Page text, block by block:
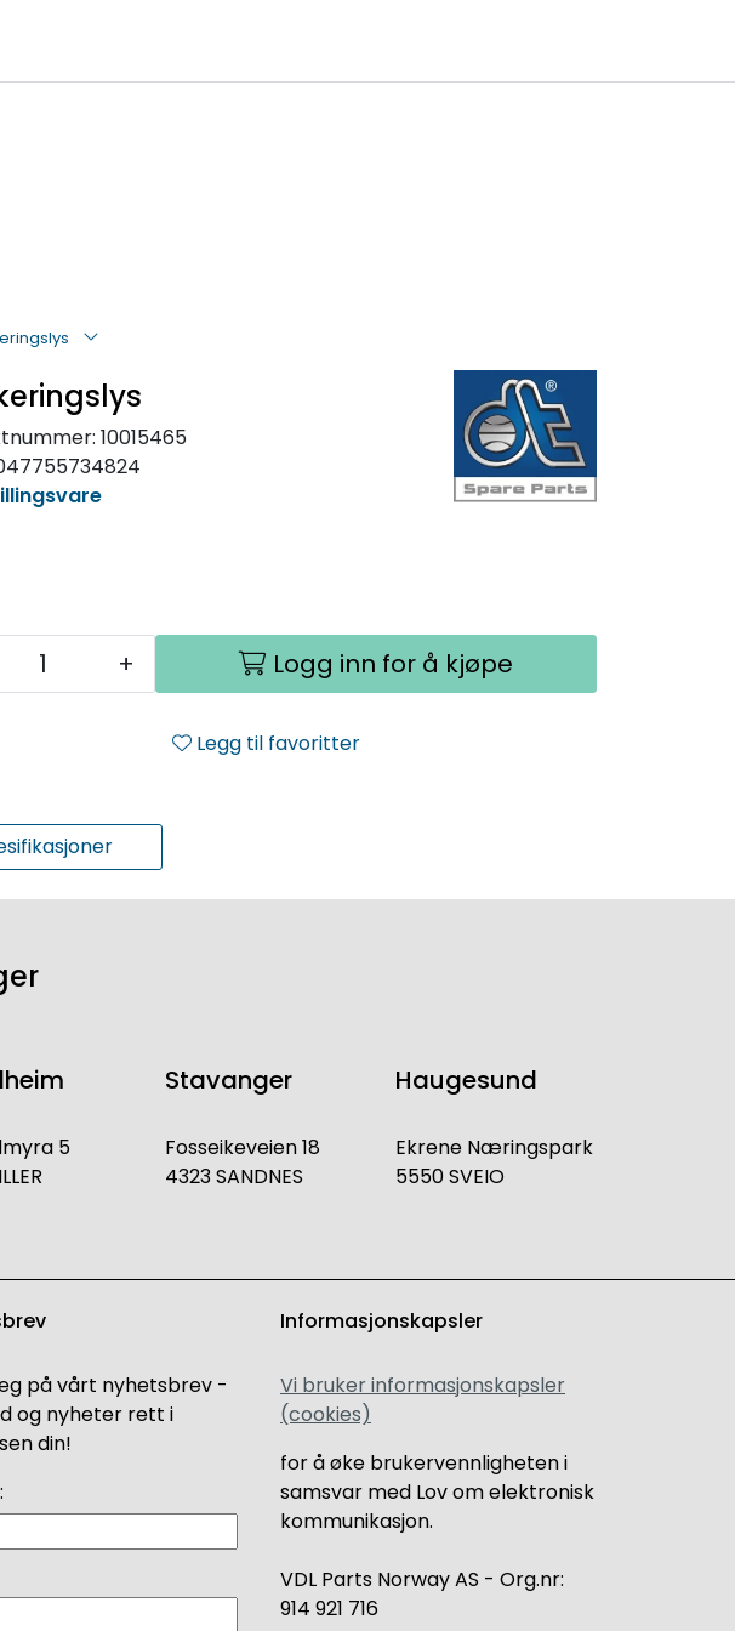
10015465
+ Logg inn for å kjøpe
Legg til favoritter
5
Stavanger
Fosseikeveien 18
4323 SANDNES
Haugesund
Ekrene Næringspark
5550 SVEIO
på vårt nyhetsbrev -
og nyheter rett i
din!
Informasjonskapsler
Vi bruker informasjonskapsler
(cookies)
for å øke brukervennligheten i
samsvar med Lov om elektronisk
kommunikasjon.
VDL Parts Norway AS - Org.nr:
914 921 716